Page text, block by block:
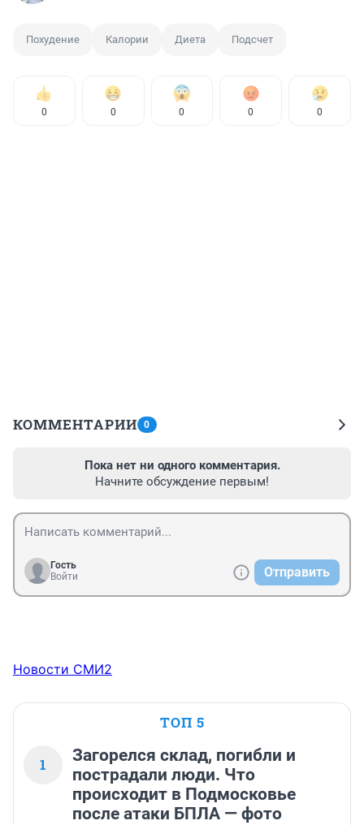
Похудение Калории Диета Подсчет
0 0 0 0 0
КОММЕНТАРИИ 0
Пока нет ни одного комментария.
Начните обсуждение первым!
Гость
Войти
Отправить
Новости СМИ2
ТОП 5
1
Загорелся склад, погибли и
пострадали люди. Что
происходит в Подмосковье
после атаки БПЛА — фото